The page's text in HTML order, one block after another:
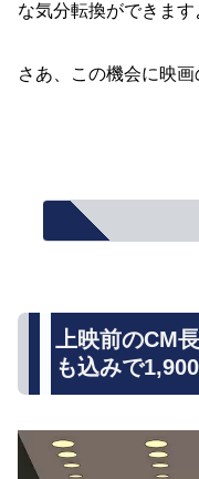
な気分転換ができます
さあ、この機会に映
上映前のCM
も込みで